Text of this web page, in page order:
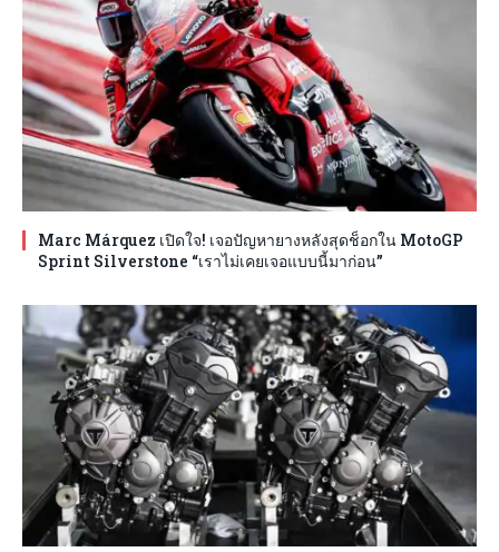
Marc Márquez เปิดใจ! เจอปัญหายางหลังสุดช็อกใน MotoGP
Sprint Silverstone “เราไม่เคยเจอแบบนี้มาก่อน”